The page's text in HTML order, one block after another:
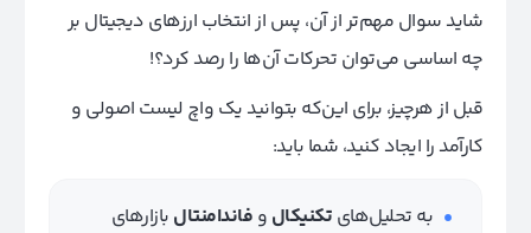
شاید سوال مهم‌تر از آن، پس از انتخاب ارزهای دیجیتال بر
چه اساسی می‌توان تحرکات آن‌ها را رصد کرد؟!
قبل از هر‌چیز، برای این‌که بتوانید یک واچ لیست اصولی و
کارآمد را ایجاد کنید، شما باید:
به تحلیل‌های تکنیکال و فاندامنتال بازارهای